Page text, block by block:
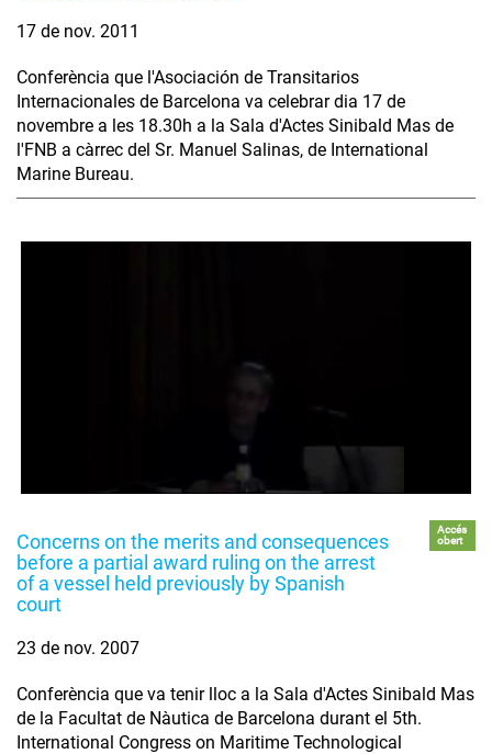
17 de nov. 2011
Conferència que l'Asociación de Transitarios
Internacionales de Barcelona va celebrar dia 17 de
novembre a les 18.30h a la Sala d'Actes Sinibald Mas de
l'FNB a càrrec del Sr. Manuel Salinas, de International
Marine Bureau.
Concerns on the merits and consequences
before a partial award ruling on the arrest
of a vessel held previously by Spanish
court
Accés
obert
23 de nov. 2007
Conferència que va tenir lloc a la Sala d'Actes Sinibald Mas
de la Facultat de Nàutica de Barcelona durant el 5th.
International Congress on Maritime Technological